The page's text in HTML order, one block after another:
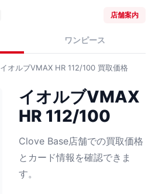
店舗案内
ワンピース
イオルブVMAX HR 112/100 買取価格
イオルブVMAX
HR 112/100
Clove Base店舗での買取価格
とカード情報を確認できま
す。